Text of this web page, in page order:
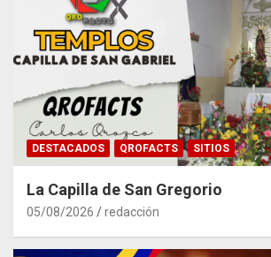
DESTACADOS QROFACTS SITIOS
La Capilla de San Gregorio
05/08/2026 redacción